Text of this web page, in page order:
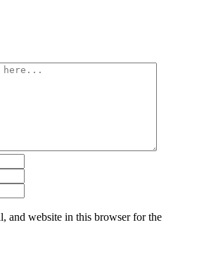
and website in this browser for the